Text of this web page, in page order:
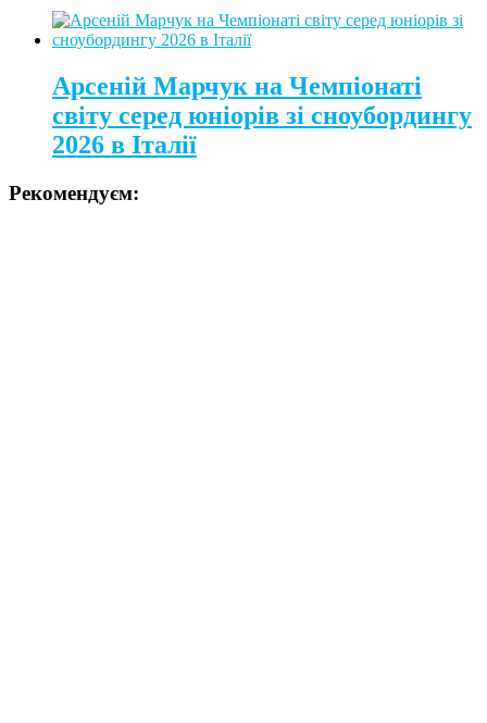
Арсеній Марчук на Чемпіонаті
світу серед юніорів зі сноубордингу
2026 в Італії
Рекомендуєм: